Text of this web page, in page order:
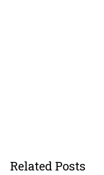
Related Posts